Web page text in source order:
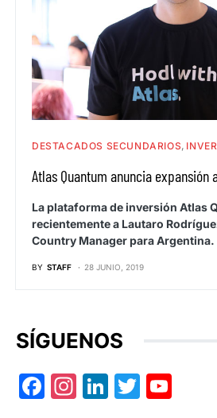
DESTACADOS SECUNDARIOS
Atlas Quantum anuncia expansión
La plataforma de inversión Atlas
recientemente a Lautaro
Country Manager para
BY STAFF 28 JUNIO, 2019
SÍGUENOS
Facebook
Instagram
LinkedIn
Twitter